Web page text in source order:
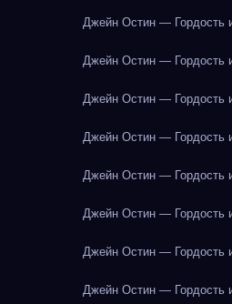
Джейн Остин — Гордость
Джейн Остин — Гордость
Джейн Остин — Гордость
Джейн Остин — Гордость
Джейн Остин — Гордость
Джейн Остин — Гордость
Джейн Остин — Гордость
Джейн Остин — Гордость